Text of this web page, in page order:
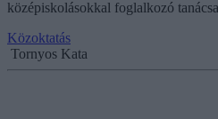
középiskolásokkal foglalkozó
Közoktatás
Tornyos Kata